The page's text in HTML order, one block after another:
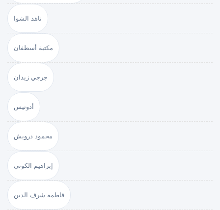
ناهد الشوا
مكتبة أسطفان
جرجي زيدان
أدونيس
محمود درويش
إبراهيم الكوني
فاطمة شرف الدين